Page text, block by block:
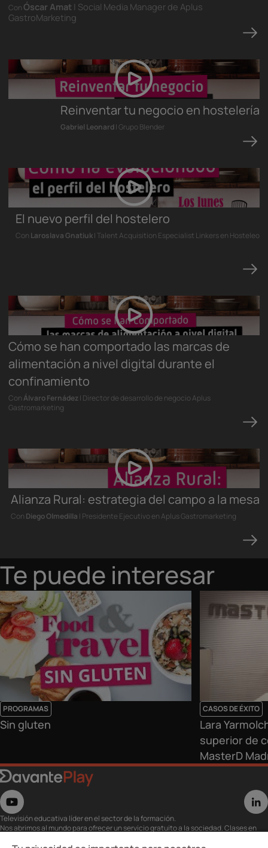
Con Óscar Amat | Social Media Manager de Aplus
GastroMarketing
Reinventar tu negocio en hostelería
Gabriel Leonard| Grupo Blender
El nuevo perfil del hostelero
Con Laroslava Gnatiuk| Talent Acquisition Especialist Linkers en Hosteleo
Cómo se han comportado las marcas de
alimentación a nivel digital durante el
confinamiento
ConÁlvaro Fernádez| Director de desarrollo de negocio Aplus
Gastromarketing
Alianza Rural: estrategia del campo a la mesa
Con Diego Olmedilla | Presidente Ejecutivo en Aplus Gastromarketing
Te puede interesar
PROGRAMAS
Sin gluten
CASOS DE ÉXITO
Lara
superior de
MasterD
Televisión educativa líder en el sector de la formación.
Nos abrimos al mundo para ofrecer un servicio gratuito a la sociedad. Clases en